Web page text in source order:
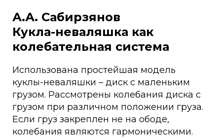
А.А. Сабирзянов
Кукла-неваляшка как
колебательная система
Использована простейшая модель
куклы-неваляшки – диск с маленьким
грузом. Рассмотрены колебания диска с
грузом при различном положении груза.
Если груз закреплен не на ободе,
колебания являются гармоническими.